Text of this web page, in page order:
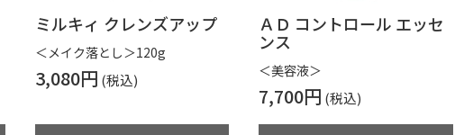
ミルキィ クレンズアップ
＜メイク落とし＞120g
3,080円
ＡＤ コントロール エッセ
ンス
＜美容液＞
7,700円